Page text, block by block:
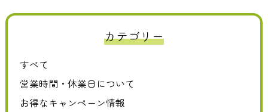
カテゴリー
すべて
営業時間・休業日について
お得なキャンペーン情報